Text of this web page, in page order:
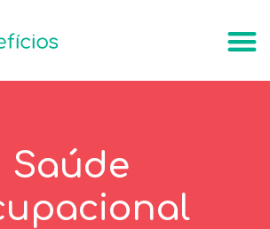
Saúde